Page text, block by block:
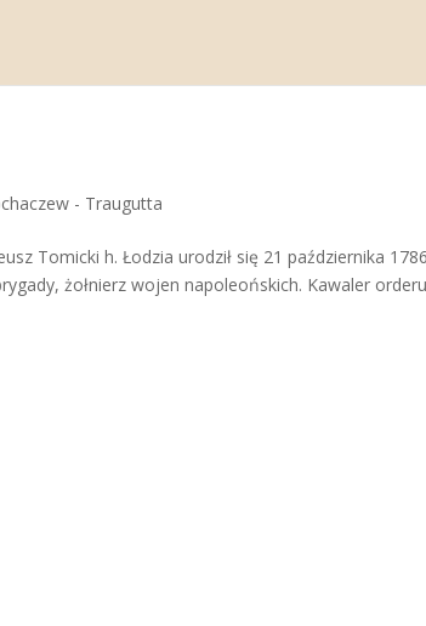
- Traugutta
Tomicki h. Łodzia urodził się 21 października
żołnierz wojen napoleońskich. Kawaler